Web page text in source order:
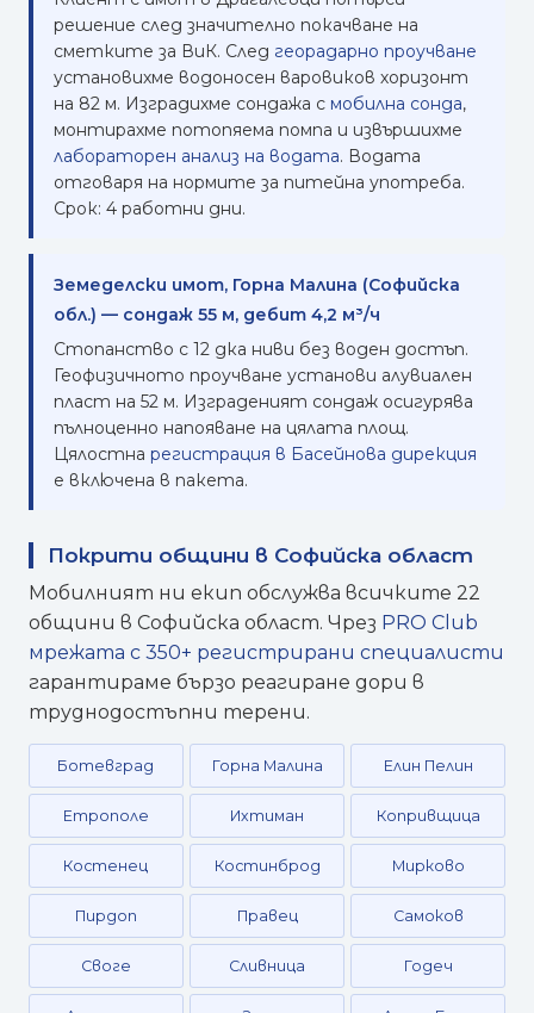
решение след значително покачване на
сметките за ВиК. След георадарно проучване
установихме водоносен варовиков хоризонт
на 82 м. Изградихме сондажа с мобилна сонда,
монтирахме потопяема помпа и извършихме
лабораторен анализ на водата. Водата
отговаря на нормите за питейна употреба.
Срок: 4 работни дни.
Земеделски имот, Горна Малина (Софийска
обл.) — сондаж 55 м, дебит 4,2 м³/ч
Стопанство с 12 дка ниви без воден достъп.
Геофизичното проучване установи алувиален
пласт на 52 м. Изграденият сондаж осигурява
пълноценно напояване на цялата площ.
Цялостна регистрация в Басейнова дирекция
е включена в пакета.
Покрити общини в Софийска област
Мобилният ни екип обслужва всичките 22
общини в Софийска област. Чрез PRO Club
мрежата с 350+ регистрирани специалисти
гарантираме бързо реагиране дори в
труднодостъпни терени.
Ботевград Горна Малина Елин Пелин
Етрополе Ихтиман Копривщица
Костенец Костинброд Мирково
Пирдоп Правец Самоков
Своге Сливница Годеч